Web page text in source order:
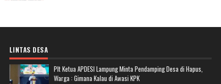
LINTAS DESA
Plt Ketua APDESI Lampung Minta Pendamping Desa di Hapus,
Warga : Gimana Kalau di Awasi KPK